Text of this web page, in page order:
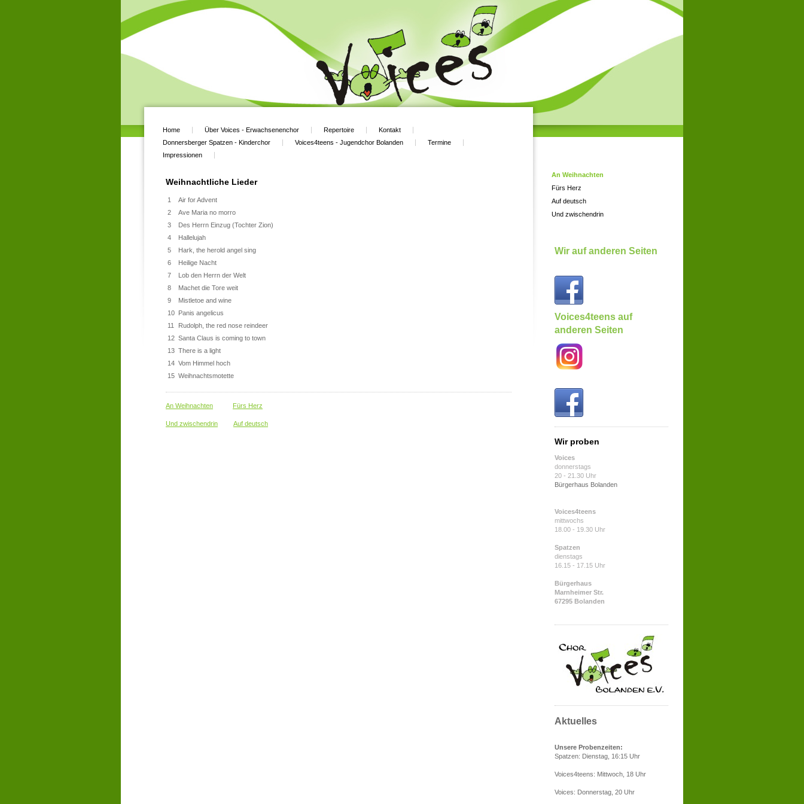
Home Über Voices - Erwachsenenchor Repertoire
Kontakt
Donnersberger Spatzen - Kinderchor
Voices4teens - Jugendchor Bolanden
Termine
Impressionen
Weihnachtliche Lieder
1
Air for Advent
2
Ave Maria no morro
3
Des Herrn Einzug (Tochter Zion)
4
Hallelujah
5
Hark, the herold angel sing
6
Heilige Nacht
7
Lob den Herrn der Welt
8
Machet die Tore weit
9
Mistletoe and wine
10 Panis angelicus
11
Rudolph, the red nose reindeer
12 Santa Claus is coming to town
13 There is a light
14 Vom Himmel hoch
15 Weihnachtsmotette
An Weihnachten Fürs Herz
Und zwischendrin Auf deutsch
An Weihnachten
Fürs Herz
Auf deutsch
Und zwischendrin
Wir auf anderen Seiten
Voices4teens auf
anderen Seiten
Wir proben
Voices
donnerstags
20 - 21.30 Uhr
Bürgerhaus Bolanden
Voices4teens
mittwochs
18.00 - 19.30 Uhr
Spatzen
dienstags
16.15 - 17.15 Uhr
Bürgerhaus
Marnheimer Str.
67295 Bolanden
Aktuelles
Unsere Probenzeiten:
Spatzen: Dienstag, 16:15 Uhr
Voices4teens: Mittwoch, 18 Uhr
Voices: Donnerstag, 20 Uhr